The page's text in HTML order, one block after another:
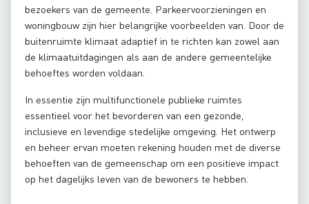
bezoekers van de gemeente. Parkeervoorzieningen en
woningbouw zijn hier belangrijke voorbeelden van. Door de
buitenruimte klimaat adaptief in te richten kan zowel aan
de klimaatuitdagingen als aan de andere gemeentelijke
behoeftes worden voldaan.
In essentie zijn multifunctionele publieke ruimtes
essentieel voor het bevorderen van een gezonde,
inclusieve en levendige stedelijke omgeving. Het ontwerp
en beheer ervan moeten rekening houden met de diverse
behoeften van de gemeenschap om een positieve impact
op het dagelijks leven van de bewoners te hebben.